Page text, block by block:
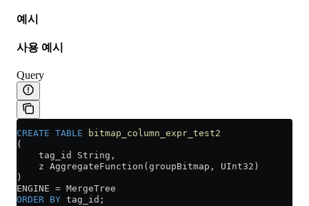
예시
사용 예시
Query
CREATE TABLE bitmap_column_expr_test2
(
    tag_id String,
    z AggregateFunction(groupBitmap, UInt32)
)
ENGINE = MergeTree
ORDER BY tag_id;